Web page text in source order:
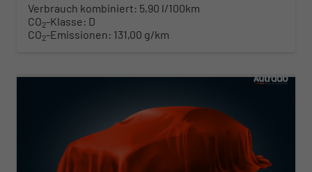
Verbrauch kombiniert: 5,90 l/100km
CO2-Klasse: D
CO2-Emissionen: 131,00 g/km